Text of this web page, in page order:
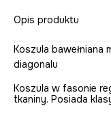
Opis produktu
Koszula bawełniana
diagonalu
Koszula w fasonie
tkaniny. Posiada